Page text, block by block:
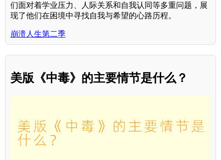
们面对着学业压力、人际关系和自我认同等多重问题，展
现了他们在困境中寻找自我与希望的心路历程。
崩溃人生第二季
美版《中毒》的主要情节是什么？